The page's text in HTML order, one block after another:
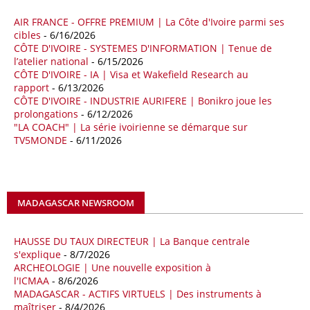
18/04/26 ALGERIE - BP
La multinationale BP signe son retour en Algérie où un permis de
prospection d’hydrocarbures dans le bassin oriental lui a été attribué
par l’Agence nationale pour la valorisation des ressources en
hydrocarbures (ALNAFT). L’information rendue publique mercredi 15
avril par l’institution, intervient dans le cadre de sa politique de relance
de l’exploration. Le périmètre concerné se situe dans une zone de
l’est du pays jugée peu explorée malgré son potentiel. BP pourra y
lancer ses premières opérations de prospection sur le terrain portant
18/04/26 OUGANDA - CITIBANK
américaine Citibank pour arranger la mobilisation des financements
nécessaires à la construction du chemin de fer à écartement standard
(SGR) qui devrait relier la capitale Kampala à la frontière avec le
Kenya, pour un investissement de 2,7 milliards d'euros (3,19 milliards
de dollars). Selon le secrétaire permanent au ministère ougandais des
AIR FRANCE - OFFRE PREMIUM | La Côte d'Ivoire parmi ses
cibles - 6/16/2026
CÔTE D'IVOIRE - SYSTEMES D'INFORMATION | Tenue de
l’atelier national - 6/15/2026
CÔTE D'IVOIRE - IA | Visa et Wakefield Research au
rapport - 6/13/2026
CÔTE D'IVOIRE - INDUSTRIE AURIFERE | Bonikro joue les
prolongations - 6/12/2026
"LA COACH" | La série ivoirienne se démarque sur
TV5MONDE - 6/11/2026
MADAGASCAR NEWSROOM
HAUSSE DU TAUX DIRECTEUR | La Banque centrale
s'explique - 8/7/2026
ARCHEOLOGIE | Une nouvelle exposition à
l'ICMAA - 8/6/2026
MADAGASCAR - ACTIFS VIRTUELS | Des instruments à
maîtriser - 8/4/2026